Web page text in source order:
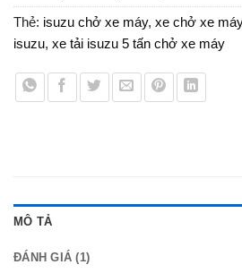
Thẻ: isuzu chở xe máy, xe chở xe
isuzu, xe tải isuzu 5 tấn chở xe máy
MÔ TẢ
ĐÁNH GIÁ (1)